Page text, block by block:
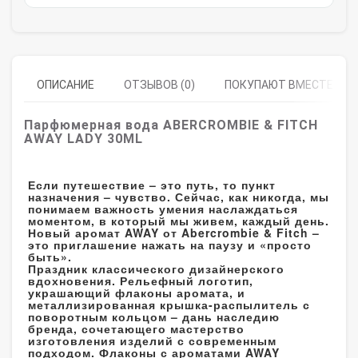
ОПИСАНИЕ ОТЗЫВОВ (0) ПОКУПАЮТ ВМЕСТЕ
Парфюмерная вода ABERCROMBIE & FITCH
AWAY LADY 30ML
Если путешествие – это путь, то пункт
назначения – чувство. Сейчас, как никогда, мы
понимаем важность умения наслаждаться
моментом, в который мы живем, каждый день.
Новый аромат AWAY от Abercrombie & Fitch –
это приглашение нажать на паузу и «просто
быть».
Праздник классического дизайнерского
вдохновения. Рельефный логотип,
украшающий флаконы аромата, и
металлизированная крышка-распылитель с
поворотным кольцом – дань наследию
бренда, сочетающего мастерство
изготовления изделий с современным
подходом. Флаконы с ароматами AWAY